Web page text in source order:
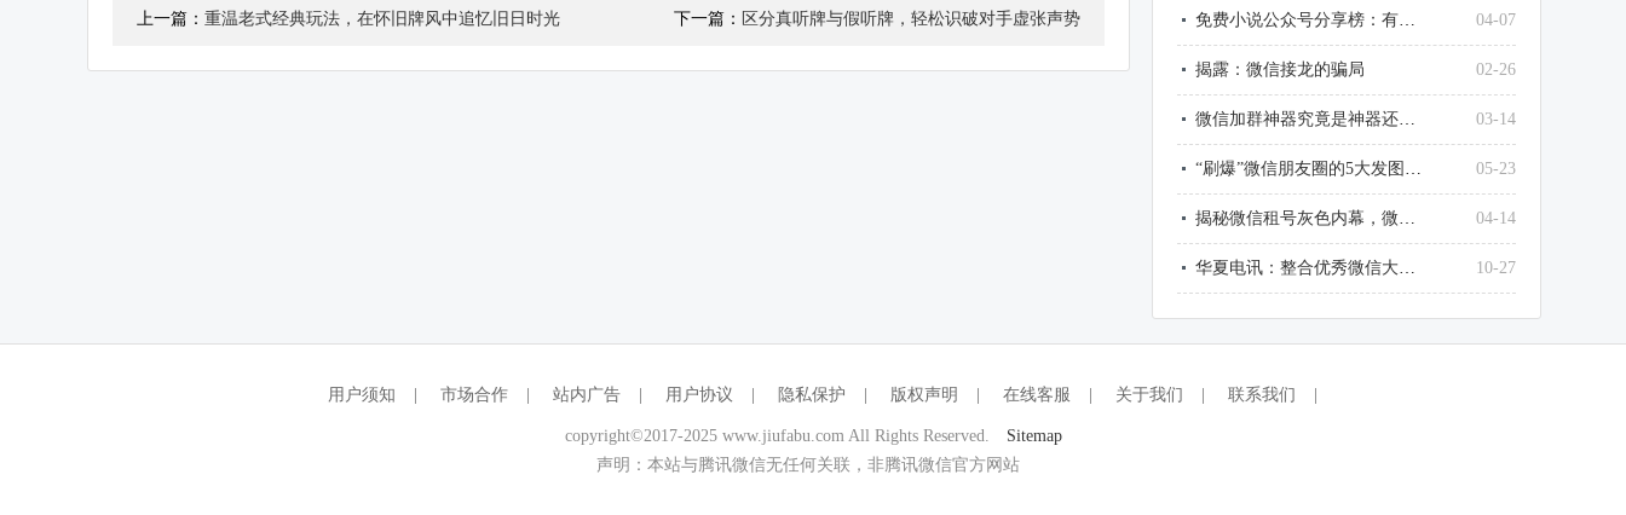
上一篇： 重温老式经典玩法，在怀旧牌风中追忆旧日时光 下一篇： 区分真听牌与假听牌，轻松识破对手虚张声势 免费小说公众号分享榜：有一种阅读，叫随时随地 04-07
揭露：微信接龙的骗局 02-26
微信加群神器究竟是神器还是骗局，你加的是粉还是寂寞？ 03-14
“刷爆”微信朋友圈的5大发图诀窍 05-23
揭秘微信租号灰色内幕，微信租号最严重的后果 04-14
华夏电讯：整合优秀微信大号资源，让品牌开展无极限 10-27
用户须知 市场合作 站内广告 用户协议 隐私保护 版权声明 在线客服 关于我们 联系我们
copyright©2017-2025 www.jiufabu.com All Rights Reserved. Sitemap
声明：本站与腾讯微信无任何关联，非腾讯微信官方网站